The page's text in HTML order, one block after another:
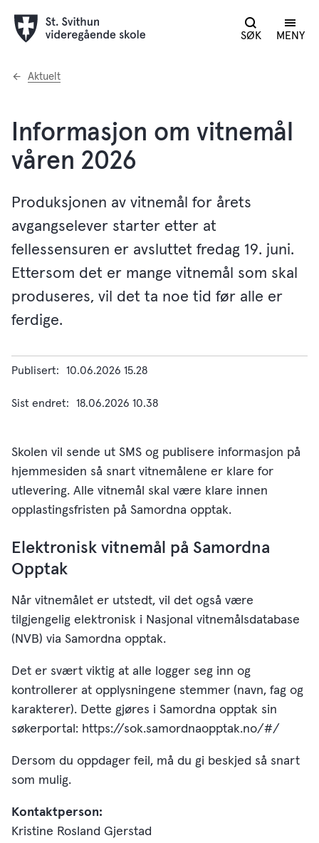
SØK MENY
Du
Aktuelt
Informasjon om vitnemål
våren 2026
Produksjonen av vitnemål for årets
avgangselever starter etter at
fellessensuren er avsluttet fredag 19. juni.
Ettersom det er mange vitnemål som skal
produseres, vil det ta noe tid før alle er
ferdige.
Publisert 10.06.2026 15.28
Sist endret 18.06.2026 10.38
Skolen vil sende ut SMS og publisere informasjon på
hjemmesiden så snart vitnemålene er klare for
utlevering. Alle vitnemål skal være klare innen
opplastingsfristen på Samordna opptak.
Elektronisk vitnemål på Samordna
Opptak
Når vitnemålet er utstedt, vil det også være
tilgjengelig elektronisk i Nasjonal vitnemålsdatabase
(NVB) via Samordna opptak.
Det er svært viktig at alle logger seg inn og
kontrollerer at opplysningene stemmer (navn, fag og
karakterer). Dette gjøres i Samordna opptak sin
søkerportal: https://sok.samordnaopptak.no/#/
Dersom du oppdager feil, må du gi beskjed så snart
som mulig.
Kontaktperson:
Kristine Rosland Gjerstad